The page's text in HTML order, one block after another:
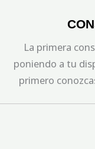
La primera
poniendo a tu
primero